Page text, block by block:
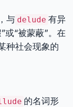
与 delude 有异
或“被蒙蔽”。在
种社会现象的
的名词形